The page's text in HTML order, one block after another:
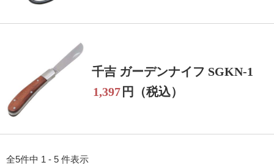
千吉 ガーデンナイフ SGKN-1
1,397 円（税込）
全5件中 1 - 5 件表示